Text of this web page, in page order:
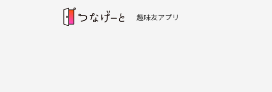
趣味友アプリ